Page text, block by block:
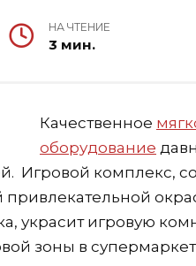
НА ЧТЕНИЕ
3 мин.
Качественное
оборудование
Игровой комплекс,
игровую
зоны в